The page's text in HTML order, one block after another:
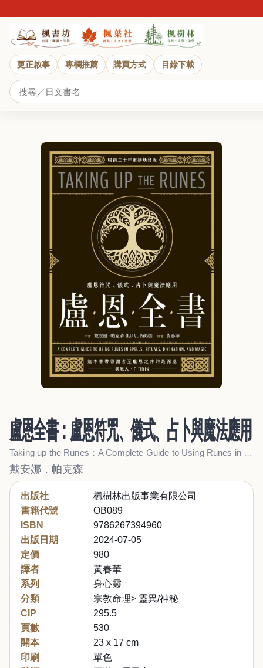
更正啟事 專欄推薦 購買方式 目錄下載
盧恩全書：盧恩符咒、儀式、占卜與魔法應用
Taking up the Runes：A Complete Guide to Using Runes in Spells, Rituals, Divination, and Magic
戴安娜．帕克森
出版社
楓樹林出版事業有限公司
書籍代號
OB089
ISBN
9786267394960
出版日期
2024-07-05
定價
980
譯者
黃春華
系列
身心靈
分類
宗教命理> 靈異/神秘
CIP
295.5
頁數
530
開本
23 x 17 cm
印刷
單色